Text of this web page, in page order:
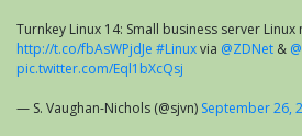
Turnkey Linux 14: Small business server Linux
http://t.co/fbAsWPjdJe #Linuxvia @ZDNet &
pic.twitter.com/Eql1bXcQsj
— S. Vaughan-Nichols (@sjvn) September 26,